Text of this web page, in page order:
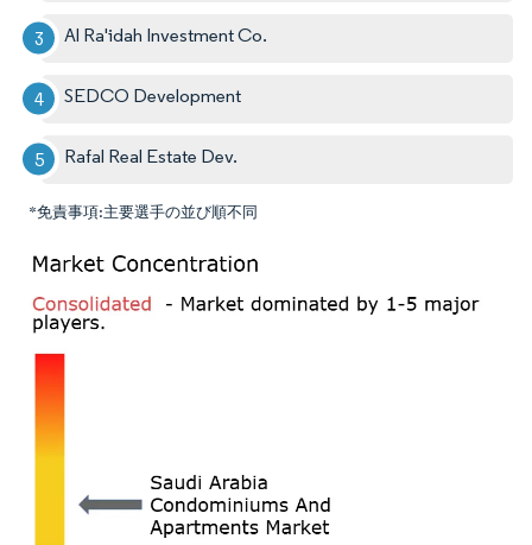
Al Ra'idah Investment Co.
SEDCO Development
Rafal Real Estate Dev.
*免責事項:主要選手の並び順不同